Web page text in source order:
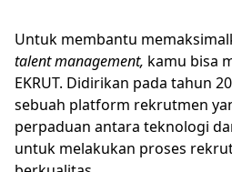
Untuk membantu
talent management, kamu bisa
EKRUT. Didirikan pada tahun
sebuah platform rekrutmen
perpaduan antara teknologi
untuk melakukan proses